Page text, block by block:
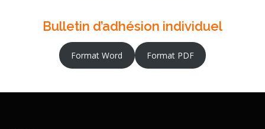
Bulletin d’adhésion individuel
Format Word Format PDF